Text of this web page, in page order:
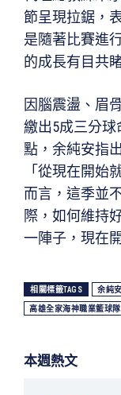
節呈現拉鋸，
是隨著比賽進
的成長有目共
因腦震盪、眉
繳出5成三分
點，余純安指
「從現在開始
而言，這季並
際，如何維持
一陣子，現在
相關標籤TAGS 余純安
高雄全家海神職業籃球隊
本週熱文